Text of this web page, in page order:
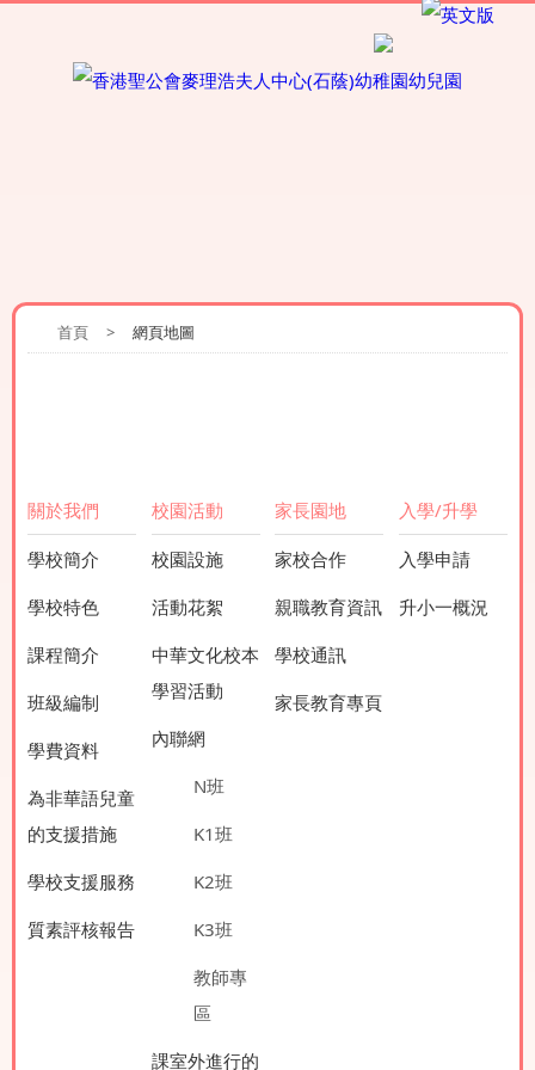
首頁 > 網頁地圖
關於我們
學校簡介
學校特色
課程簡介
班級編制
學費資料
為非華語兒童
的支援措施
學校支援服務
質素評核報告
校園活動
校園設施
活動花絮
中華文化校本
學習活動
內聯網
N班
K1班
K2班
K3班
教師專
區
課室外進行的
家長園地
家校合作
親職教育資訊
學校通訊
家長教育專頁
入學/升學
入學申請
升小一概況